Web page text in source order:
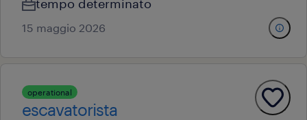
tempo determinato
15 maggio 2026
operational
escavatorista